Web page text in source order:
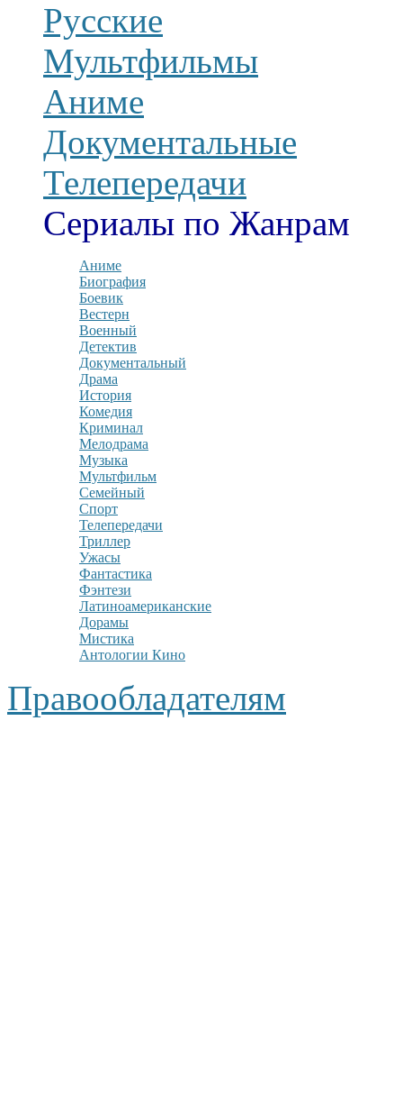
Русские
Мультфильмы
Аниме
Документальные
Телепередачи
Сериалы по Жанрам
Аниме
Биография
Боевик
Вестерн
Военный
Детектив
Документальный
Драма
История
Комедия
Криминал
Мелодрама
Музыка
Мультфильм
Семейный
Спорт
Телепередачи
Триллер
Ужасы
Фантастика
Фэнтези
Латиноамериканские
Дорамы
Мистика
Антологии Кино
Правообладателям